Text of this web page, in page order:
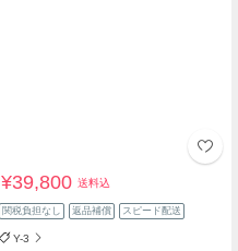
¥39,800送料込
関税負担なし 返品補償 スピード配送
Y-3